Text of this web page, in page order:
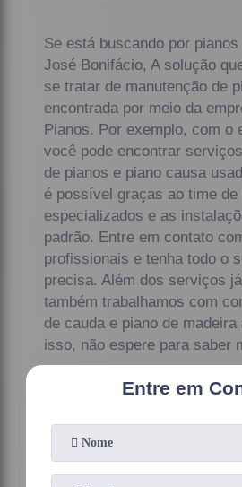
Se está buscando por
José Bonifácio, A solução
se tratar de manutenção de
encontrada por meio da
Pianos. Por exemplo, com o
você pode encontrar
de pianos e piano causa
é possível graças ao time
especializados e as
padrão. Entre em contato
profissionais e tenha todo o
precisa. Além dos serviços
também trabalhamos com
de cauda e piano de
isso, não espere para saber
Entre em